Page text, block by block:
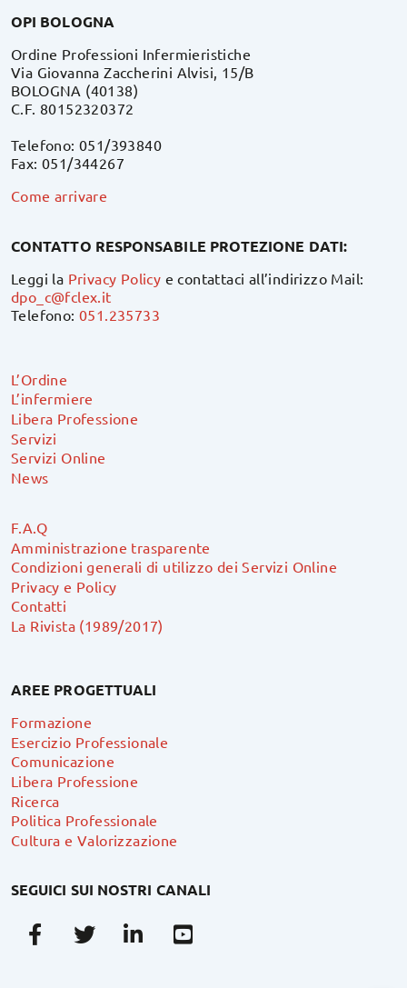
OPI BOLOGNA
Ordine Professioni Infermieristiche
Via Giovanna Zaccherini Alvisi, 15/B
BOLOGNA (40138)
C.F. 80152320372
Telefono: 051/393840
Fax: 051/344267
Come arrivare
CONTATTO RESPONSABILE PROTEZIONE DATI:
Leggi la Privacy Policy e contattaci all’indirizzo Mail:
dpo_c@fclex.it
Telefono:051.235733
L’Ordine
L’infermiere
Libera Professione
Servizi
Servizi Online
News
F.A.Q
Amministrazione trasparente
Condizioni generali di utilizzo dei Servizi Online
Privacy e Policy
Contatti
La Rivista (1989/2017)
AREE PROGETTUALI
Formazione
Esercizio Professionale
Comunicazione
Libera Professione
Ricerca
Politica Professionale
Cultura e Valorizzazione
SEGUICI SUI NOSTRI CANALI
FacebookTwitterLinkedin